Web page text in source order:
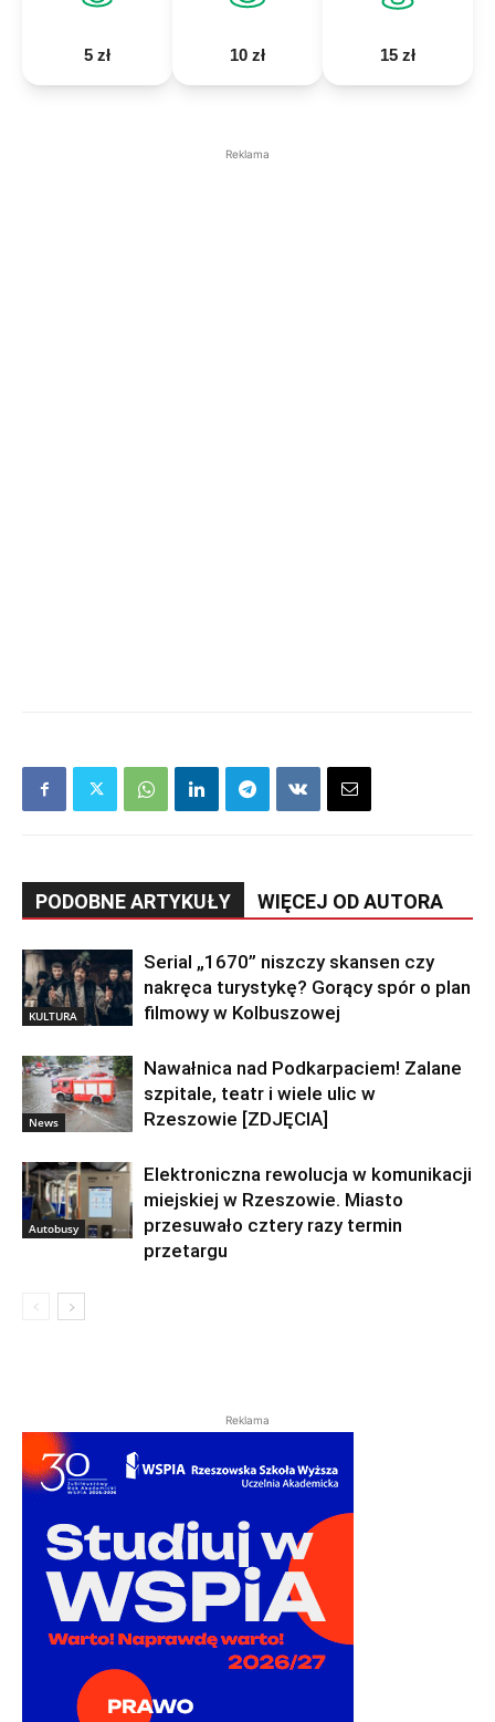
5 zł 10 zł 15 zł
Reklama
PODOBNE ARTYKUŁY WIĘCEJ OD AUTORA
KULTURA
Serial „1670” niszczy skansen czy
nakręca turystykę? Gorący spór o plan
filmowy w Kolbuszowej
News
Nawałnica nad Podkarpaciem! Zalane
szpitale, teatr i wiele ulic w
Rzeszowie [ZDJĘCIA]
Autobusy
Elektroniczna rewolucja w komunikacji
miejskiej w Rzeszowie. Miasto
przesuwało cztery razy termin
przetargu
Reklama